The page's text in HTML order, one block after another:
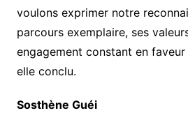
voulons exprimer notre
parcours exemplaire, ses
engagement constant en
elle conclu.
Sosthène Guéi